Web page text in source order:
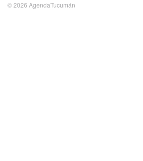
© 2026 AgendaTucumán